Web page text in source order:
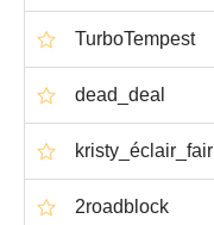
TurboTempest
dead_deal
kristy_éclair_fair
2roadblock